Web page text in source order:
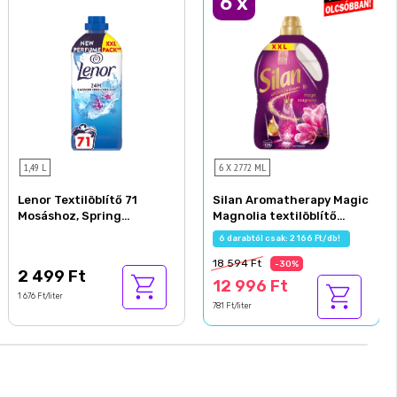
1,49 L
Lenor Textilöblítő 71
Mosáshoz, Spring
2 499 Ft
1 676 Ft/liter
6 X 2772 ML
Silan Aromatherapy Magic
Magnolia textilöblítő
koncentrátum 126 mosás
2772 ml
6 darabtól csak: 2 166 Ft/db!
18 594 Ft -30%
12 996 Ft
781 Ft/liter